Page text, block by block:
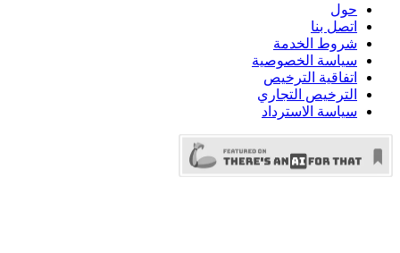
حول
اتصل بنا
شروط الخدمة
سياسة الخصوصية
اتفاقية الترخيص
الترخيص التجاري
سياسة الاسترداد